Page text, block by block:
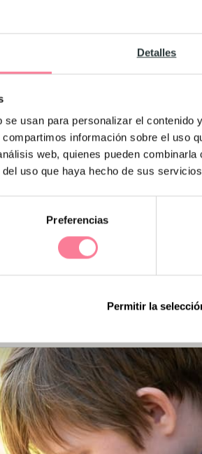
Detalles
usan para personalizar el
información sobre el uso
web, quienes pueden
uso que haya hecho de sus
Preferencias
Permitir la
te pasó hoy?
más tú mismo?
mal día?
mejor de ti?
ti?
sentiste nervioso o incómodo?
o triste?
de expresar?